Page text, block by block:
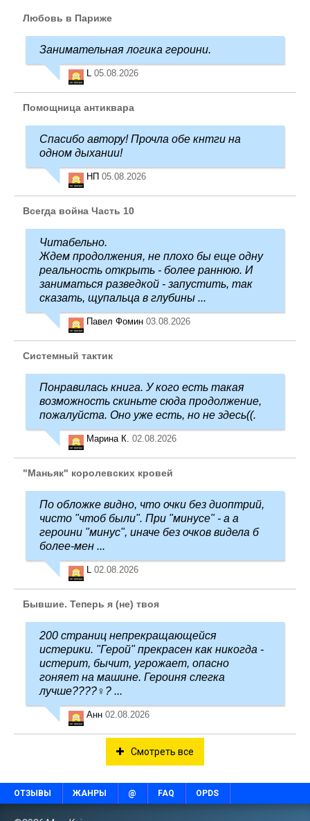
Любовь в Париже
Занимательная логика героини.
L 05.08.2026
Помощница антиквара
Спасибо автору! Прочла обе кнтги на
одном дыхании!
НП 05.08.2026
Всегда война Часть 10
Читабельно.
Ждем продолжения, не плохо бы еще одну
реальность открыть - более раннюю. И
заниматься разведкой - запустить, так
сказать, щупальца в глубины ...
Павел Фомин 03.08.2026
Системный тактик
Понравилась книга. У кого есть такая
возможность скиньте сюда продолжение,
пожалуйста. Оно уже есть, но не здесь((.
Марина К. 02.08.2026
"Маньяк" королевских кровей
По обложке видно, что очки без диоптрий,
чисто "чтоб были". При "минусе" - а а
героини "минус", иначе без очков видела б
более-мен ...
L 02.08.2026
Бывшие. Теперь я (не) твоя
200 страниц непрекращающейся
истерики. "Герой" прекрасен как никогда -
истерит, бычит, угрожает, опасно
гоняет на машине. Героиня слегка
лучше????‍♀️? ...
Анн 02.08.2026
Смотреть все
ОТЗЫВЫ ЖАНРЫ @ FAQ OPDS